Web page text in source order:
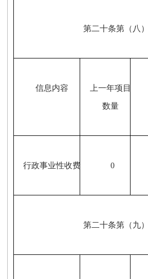
第二十条第（八
信息内容 上一年项目
数量
行政事业性收费 0
第二十条第（九